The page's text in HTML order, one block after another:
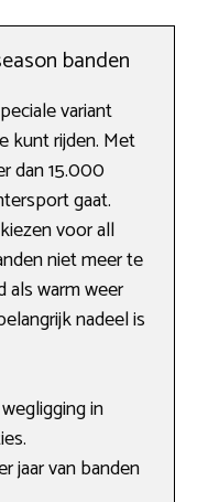
banden
variant
kunt rijden. Met
dan 15.000
gaat.
voor all
niet meer te
als warm weer
nadeel is
in
jaar van banden